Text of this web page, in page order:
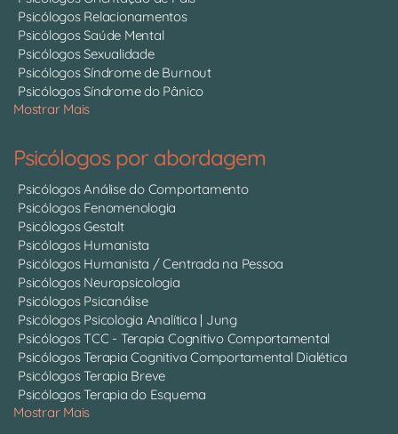
Psicólogos Relacionamentos
Psicólogos Saúde Mental
Psicólogos Sexualidade
Psicólogos Síndrome de Burnout
Psicólogos Síndrome do Pânico
Mostrar Mais
Psicólogos por abordagem
Psicólogos Análise do Comportamento
Psicólogos Fenomenologia
Psicólogos Gestalt
Psicólogos Humanista
Psicólogos Humanista / Centrada na Pessoa
Psicólogos Neuropsicologia
Psicólogos Psicanálise
Psicólogos Psicologia Analítica | Jung
Psicólogos TCC - Terapia Cognitivo Comportamental
Psicólogos Terapia Cognitiva Comportamental Dialética
Psicólogos Terapia Breve
Psicólogos Terapia do Esquema
Mostrar Mais